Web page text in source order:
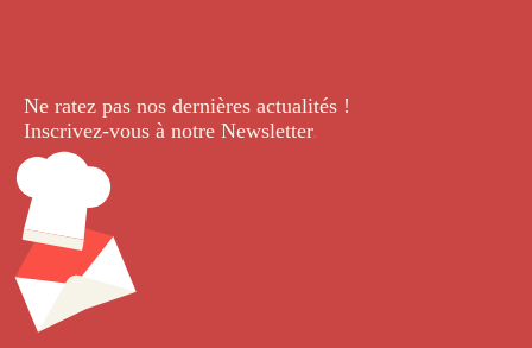
Ne ratez pas nos dernières actualités !
Inscrivez-vous à notre Newsletter.